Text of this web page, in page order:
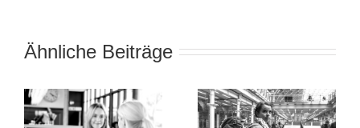
Ähnliche Beiträge